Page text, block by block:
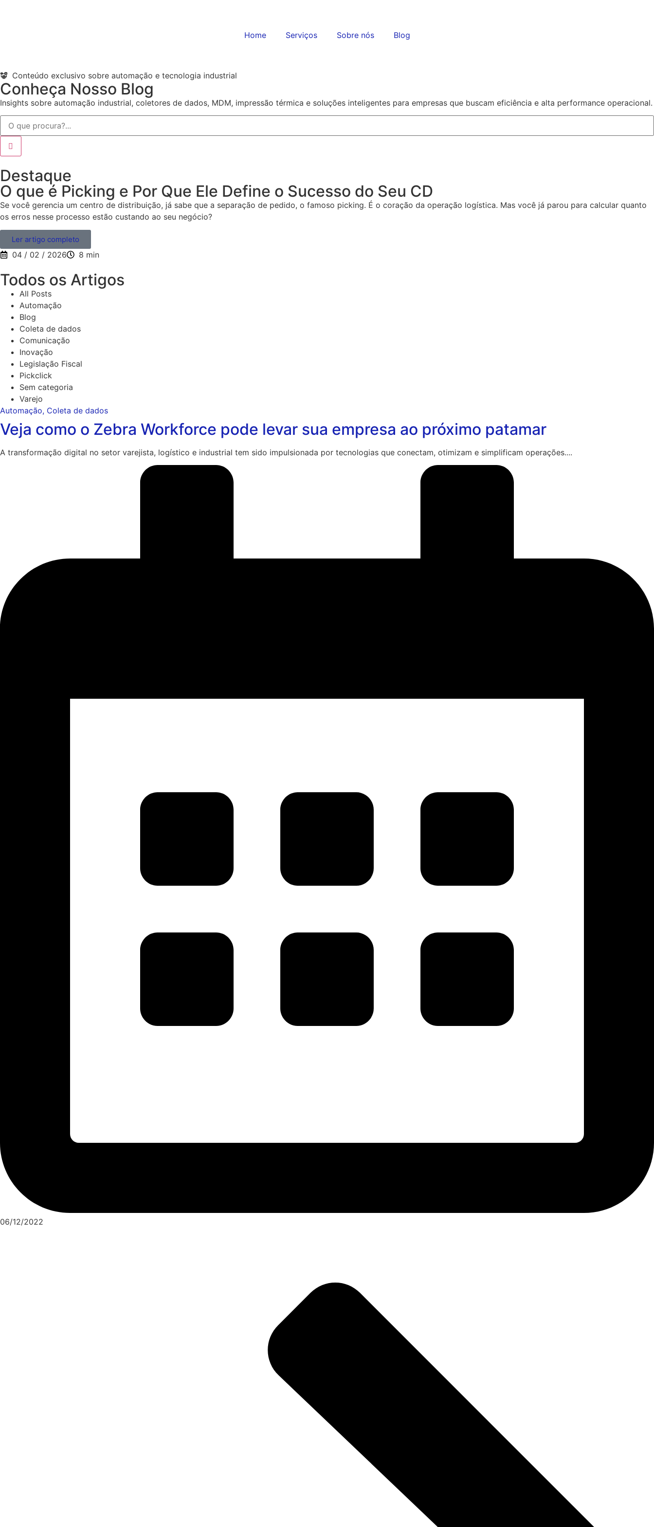
Home Serviços Sobre nós Blog
Conteúdo exclusivo sobre automação e tecnologia industrial
Conheça Nosso Blog
Insights sobre automação industrial, coletores de dados, MDM, impressão térmica e soluções inteligentes para empresas que buscam eficiência e alta performance operacional.
Destaque
O que é Picking e Por Que Ele Define o Sucesso do Seu CD
Se você gerencia um centro de distribuição, já sabe que a separação de pedido, o famoso picking. É o coração da operação logística. Mas você já parou para calcular quanto
os erros nesse processo estão custando ao seu negócio?
Ler artigo completo
04 / 02 / 2026 8 min
Todos os Artigos
All Posts
Automação
Blog
Coleta de dados
Comunicação
Inovação
Legislação Fiscal
Pickclick
Sem categoria
Varejo
Automação, Coleta de dados
Veja como o Zebra Workforce pode levar sua empresa ao próximo patamar
A transformação digital no setor varejista, logístico e industrial tem sido impulsionada por tecnologias que conectam, otimizam e simplificam operações....
06/12/2022